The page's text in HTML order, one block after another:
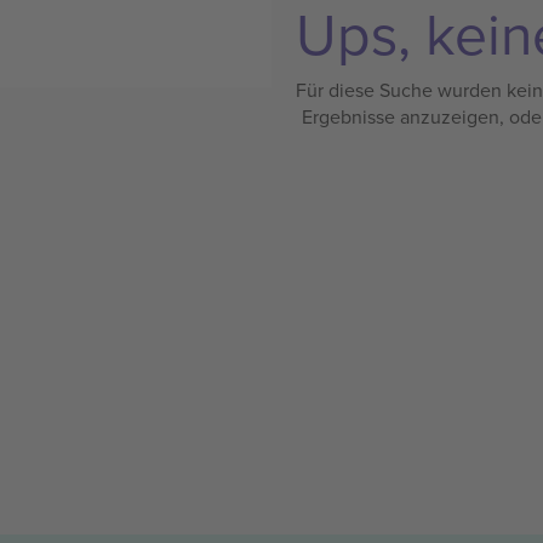
Ups,
Für diese Suche wurden
Ergebnisse anzuzeigen,